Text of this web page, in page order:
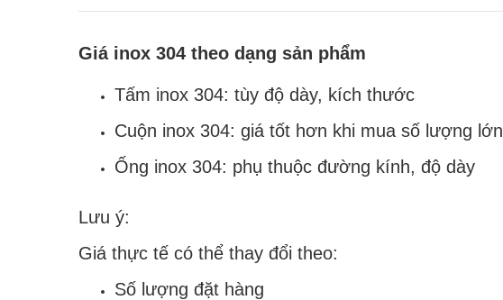
Giá inox 304 theo dạng sản phẩm
Tấm inox 304: tùy độ dày, kích thước
Cuộn inox 304: giá tốt hơn khi mua số lượng lớn
Ống inox 304: phụ thuộc đường kính, độ dày
Lưu ý:
Giá thực tế có thể thay đổi theo:
Số lượng đặt hàng